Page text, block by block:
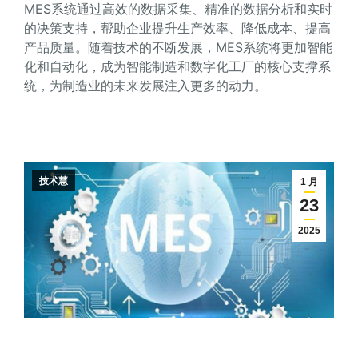
MES系统通过高效的数据采集、精准的数据分析和实时
的决策支持，帮助企业提升生产效率、降低成本、提高
产品质量。随着技术的不断发展，MES系统将更加智能
化和自动化，成为智能制造和数字化工厂的核心支撑系
统，为制造业的未来发展注入更多的动力。
1 月
23
2025
技术慧